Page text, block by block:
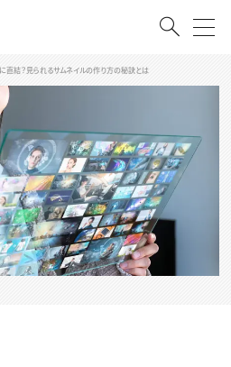
直結？見られるサムネイルの作り方の秘訣とは